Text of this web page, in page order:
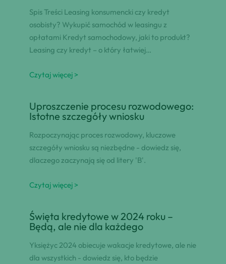
Spis Treści Leasing konsumencki czy kredyt
osobisty? Wykupić samochód w leasingu z
opłatami Kredyt samochodowy, jaki to produkt?
Leasing czy kredyt – o który łatwiej…
Czytaj więcej >
Uproszczenie procesu rozwodowego:
Istotne szczegóły wniosku
Rozpoczynając proces rozwodowy, kluczowe
szczegóły wniosku są niezbędne - dowiedz się,
dlaczego zaczynają się od litery 'B'.
Czytaj więcej >
Święta kredytowe w 2024 roku –
Będą, ale nie dla każdego
Yksiężyc 2024 obiecuje wakacje kredytowe, ale nie
dla wszystkich - dowiedz się, kto będzie